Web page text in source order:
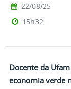
22/08/25
15h32
Docente da
economia verde